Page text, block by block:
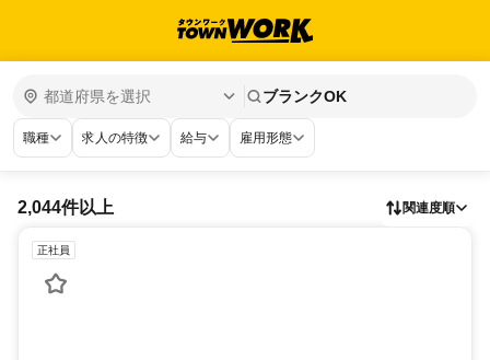
ブランクOK
職種 求人の特徴 給与 雇用形態
2,044件以上 関連度順
正社員